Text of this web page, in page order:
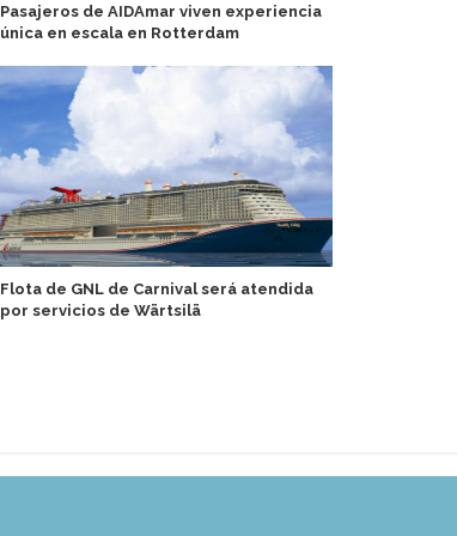
Pasajeros de AIDAmar viven experiencia
única en escala en Rotterdam
Flota de GNL de Carnival será atendida
por servicios de Wärtsilä